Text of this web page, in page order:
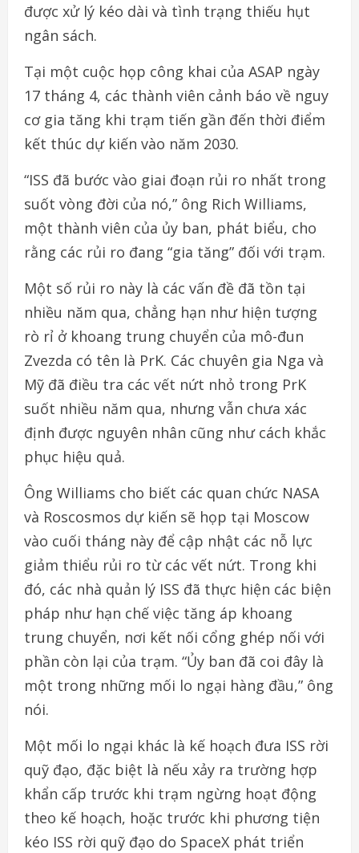
được xử lý kéo dài và tình trạng thiếu hụt
ngân sách.
Tại một cuộc họp công khai của ASAP ngày
17 tháng 4, các thành viên cảnh báo về nguy
cơ gia tăng khi trạm tiến gần đến thời điểm
kết thúc dự kiến vào năm 2030.
“ISS đã bước vào giai đoạn rủi ro nhất trong
suốt vòng đời của nó,” ông Rich Williams,
một thành viên của ủy ban, phát biểu, cho
rằng các rủi ro đang “gia tăng” đối với trạm.
Một số rủi ro này là các vấn đề đã tồn tại
nhiều năm qua, chẳng hạn như hiện tượng
rò rỉ ở khoang trung chuyển của mô-đun
Zvezda có tên là PrK. Các chuyên gia Nga và
Mỹ đã điều tra các vết nứt nhỏ trong PrK
suốt nhiều năm qua, nhưng vẫn chưa xác
định được nguyên nhân cũng như cách khắc
phục hiệu quả.
Ông Williams cho biết các quan chức NASA
và Roscosmos dự kiến sẽ họp tại Moscow
vào cuối tháng này để cập nhật các nỗ lực
giảm thiểu rủi ro từ các vết nứt. Trong khi
đó, các nhà quản lý ISS đã thực hiện các biện
pháp như hạn chế việc tăng áp khoang
trung chuyển, nơi kết nối cổng ghép nối với
phần còn lại của trạm. “Ủy ban đã coi đây là
một trong những mối lo ngại hàng đầu,” ông
nói.
Một mối lo ngại khác là kế hoạch đưa ISS rời
quỹ đạo, đặc biệt là nếu xảy ra trường hợp
khẩn cấp trước khi trạm ngừng hoạt động
theo kế hoạch, hoặc trước khi phương tiện
kéo ISS rời quỹ đạo do SpaceX phát triển